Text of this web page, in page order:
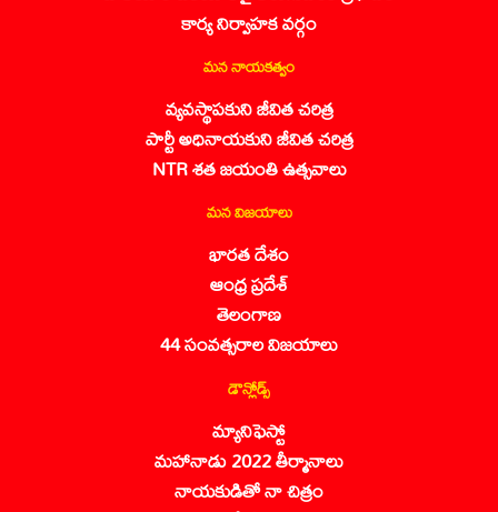
కార్య నిర్వాహక వర్గం
మన నాయకత్వం
వ్యవస్థాపకుని జీవిత చరిత్ర
పార్టీ అధినాయకుని జీవిత చరిత్ర
NTR శత జయంతి ఉత్సవాలు
మన విజయాలు
భారత దేశం
ఆంధ్ర ప్రదేశ్
తెలంగాణ
44 సంవత్సరాల విజయాలు
డౌన్లోడ్స్
మ్యానిఫెస్టో
మహానాడు 2022 తీర్మానాలు
నాయకుడితో నా చిత్రం